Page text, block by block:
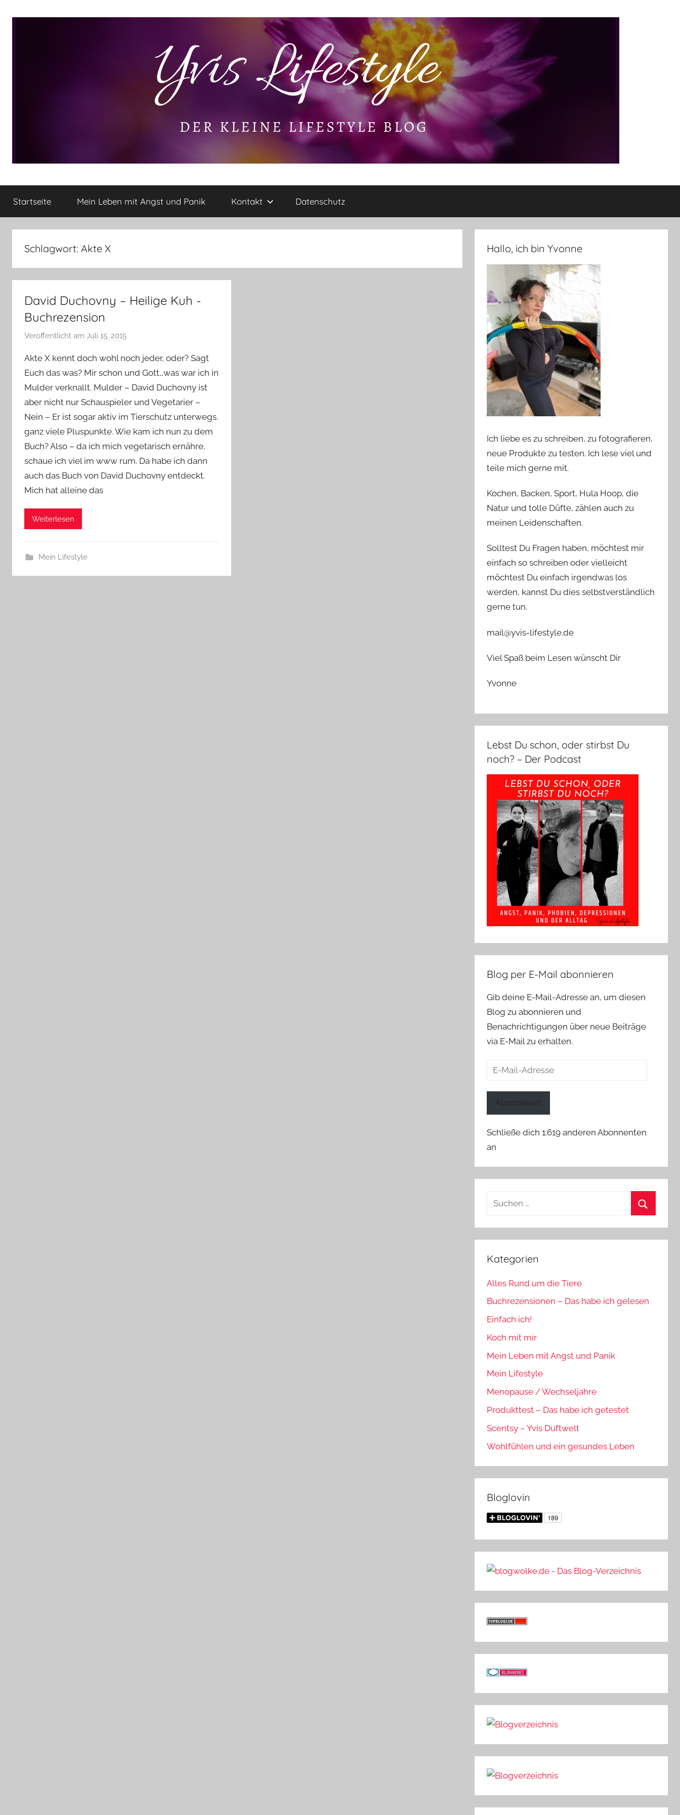
Yvis
Lifestyle
kleine
Lifestyle
Rezensionen,
Produkttests
und
mehr
Startseite Mein Leben mit Angst und Panik Kontakt Datenschutz
Schlagwort: Akte X
David Duchovny – Heilige Kuh -
Buchrezension
Veröffentlicht am Juli 15, 2015
n
Y
v
o
n
n
Akte X kennt doch wohl noch jeder, oder? Sagt
Euch das was? Mir schon und Gott…was war ich in
Mulder verknallt. Mulder – David Duchovny ist
aber nicht nur Schauspieler und Vegetarier –
Nein – Er ist sogar aktiv im Tierschutz unterwegs.
ganz viele Pluspunkte. Wie kam ich nun zu dem
Buch? Also – da ich mich vegetarisch ernähre,
schaue ich viel im www rum. Da habe ich dann
auch das Buch von David Duchovny entdeckt.
Mich hat alleine das
Weiterlesen
Mein Lifestyle
Hallo, ich bin Yvonne
Ich liebe es zu schreiben, zu fotografieren,
neue Produkte zu testen. Ich lese viel und
teile mich gerne mit.
Kochen, Backen, Sport, Hula Hoop, die
Natur und tolle Düfte, zählen auch zu
meinen Leidenschaften.
Solltest Du Fragen haben, möchtest mir
einfach so schreiben oder vielleicht
möchtest Du einfach irgendwas los
werden, kannst Du dies selbstverständlich
gerne tun.
mail@yvis-lifestyle.de
Viel Spaß beim Lesen wünscht Dir
Yvonne
Lebst Du schon, oder stirbst Du
noch? – Der Podcast
Blog per E-Mail abonnieren
Gib deine E-Mail-Adresse an, um diesen
Blog zu abonnieren und
Benachrichtigungen über neue Beiträge
via E-Mail zu erhalten.
E-
Abonnieren
Schließe dich 1.619 anderen Abonnenten
an
Suchen
Kategorien
Alles Rund um die Tiere
Buchrezensionen – Das habe ich gelesen
Einfach ich!
Koch mit mir
Mein Leben mit Angst und Panik
Mein Lifestyle
Menopause / Wechseljahre
Produkttest – Das habe ich getestet
Scentsy – Yvis Duftwelt
Wohlfühlen und ein gesundes Leben
Bloglovin